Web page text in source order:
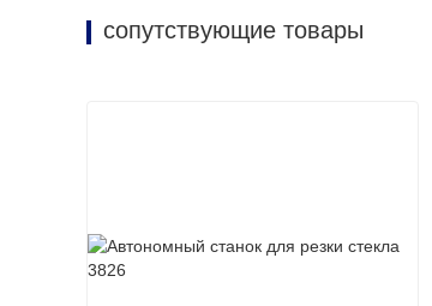
сопутствующие товары